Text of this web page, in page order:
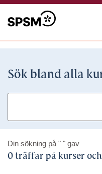
Sök bland alla
Din sökning på " " gav
0 träffar på kurser